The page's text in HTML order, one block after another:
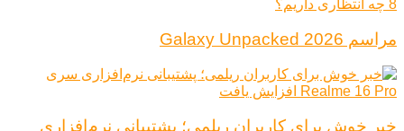
مراسم Galaxy Unpacked 2026
خبر خوش برای کاربران ریلمی؛ پشتیبانی نرم‌افزاری